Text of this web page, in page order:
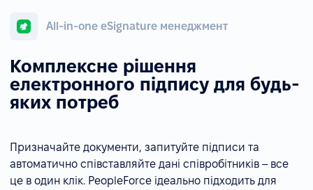
All-in-one eSignature менеджмент
Комплексне рішення
електронного підпису для будь-
яких потреб
Призначайте документи, запитуйте підписи та
автоматично співставляйте дані співробітників – все
це в один клік. PeopleForce ідеально підходить для